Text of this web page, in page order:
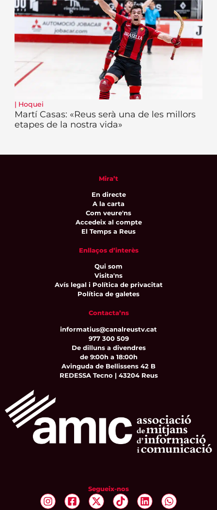
| Hoquei
Martí Casas: «Reus serà una de les millors
etapes de la nostra vida»
Mira’t
En directe
A la carta
Com veure'ns
Accedeix al compte
El Temps a Reus
Enllaços d’interès
Qui som
Visita'ns
Avís legal i Política de privacitat
Política de galetes
Contacta’ns
informatius@canalreustv.cat
977 300 509
De dilluns a divendres
de 9:00h a 18:00h
Avinguda de Bellissens 42 B
REDESSA Tecno | 43204 Reus
Segueix-nos